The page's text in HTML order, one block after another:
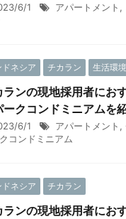
6/1 アパートメント ,
ドネシア チカラン 生活環境
ランの現地採用者にお
ークコンドミニアムを
6/1 アパートメント ,
コンドミニアム
ドネシア チカラン
ランの現地採用者にお